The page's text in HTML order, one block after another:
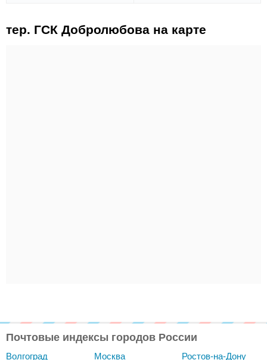
тер. ГСК Добролюбова на карте
Почтовые индексы городов России
Волгоград Москва Ростов-на-Дону